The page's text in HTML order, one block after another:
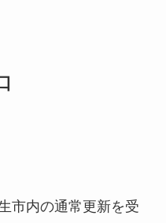
市内の通常更新を受